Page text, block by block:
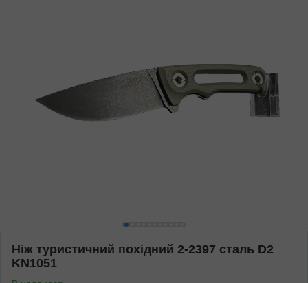
Ніж туристичний похідний 2-2397 сталь D2
KN1051